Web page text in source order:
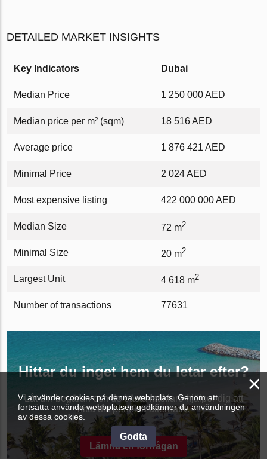
DETAILED MARKET INSIGHTS
Key Indicators Dubai
Median Price 1 250 000 AED
Median price per m² (sqm) 18 516 AED
Average price 1 876 421 AED
Minimal Price 2 024 AED
Most expensive listing 422 000 000 AED
Median Size 72 m2
Minimal Size 20 m2
Largest Unit 4 618 m2
Number of transactions 77631
Hittar du inget hem du letar efter?
Låt din begäran och de bästa mäklare hjälper dig att
hitta ditt perfekta alternativ.
Lämna en förfrågan
×
Vi använder cookies på denna webbplats. Genom att
fortsätta använda webbplatsen godkänner du användningen
av dessa cookies.
Godta